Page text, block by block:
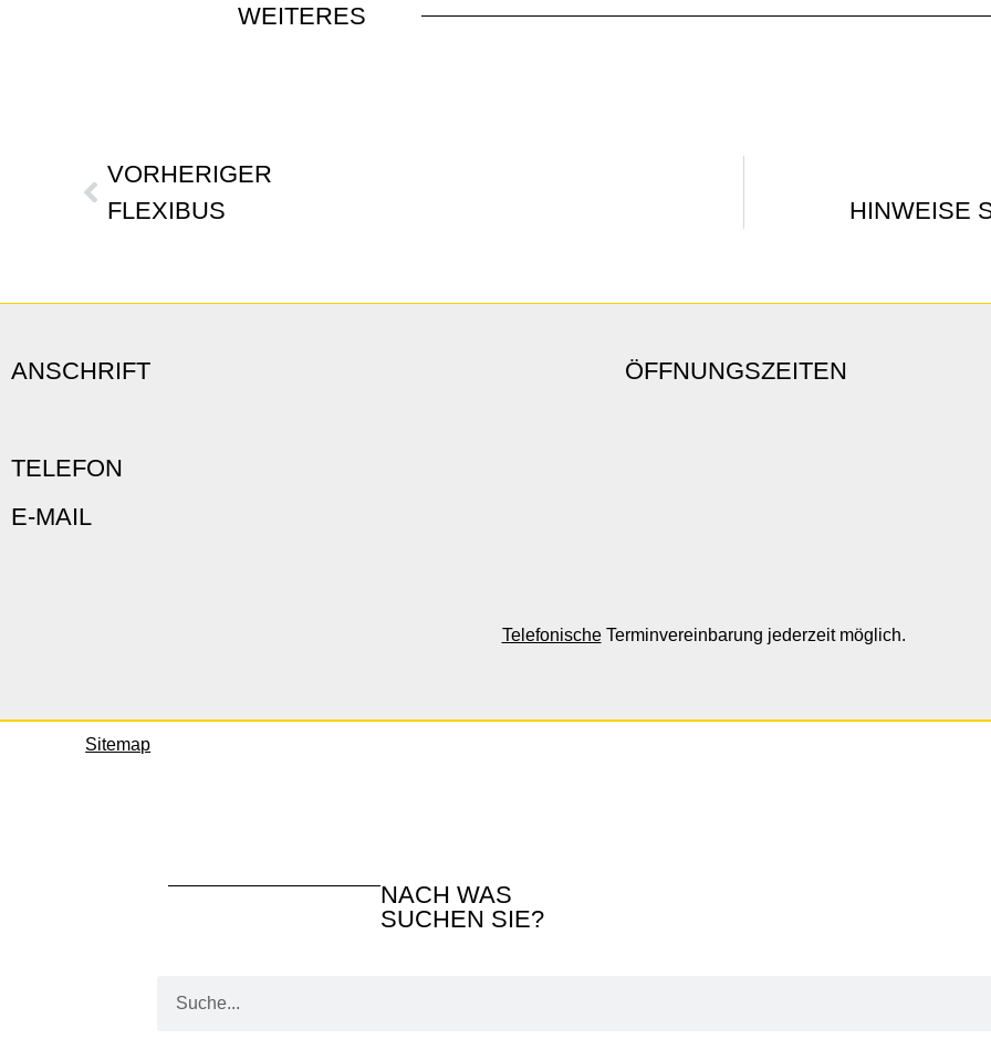
WEITERES
VORHERIGER
FLEXIBUS
HINWEISE
ANSCHRIFT
TELEFON
E-MAIL
ÖFFNUNGSZEITEN
TelefonischeTerminvereinbarung jederzeit möglich.
Sitemap
NACH WAS
SUCHEN SIE?